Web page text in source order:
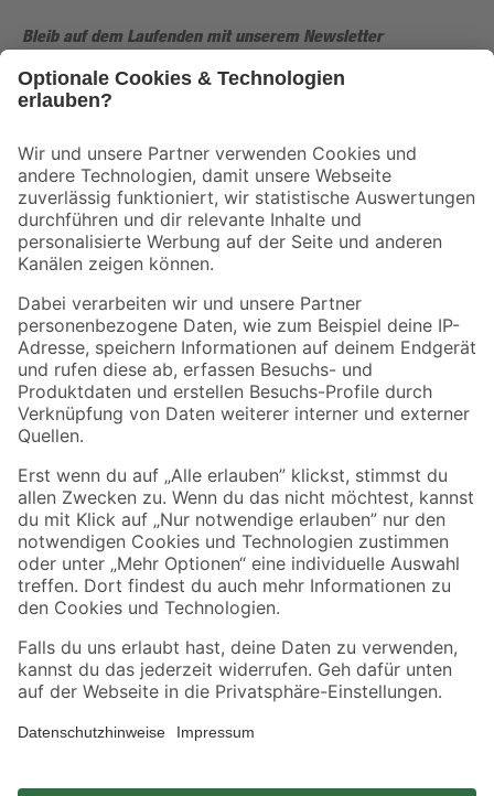
Bleib auf dem Laufenden mit unserem Newsletter
Der toom Newsletter: Keine Angebote und Aktionen mehr verpassen!
Folge uns
Zahlungsarten Versandarten
Sicher einkaufen
Jetzt die toom-App herunterladen
Alle Preisangaben in EUR inkl. gesetzl. MwSt.. Die dargestellten Angebote sind unter
Umständen nicht in allen Märkten verfügbar. Die angegebenen Verfügbarkeiten beziehen
sich auf den unter "Mein Markt" ausgewählten toom Baumarkt. Alle Angebote und
*Paketversand ab 59 € versandkostenfrei, gilt nicht für Artikel mit Speditionsversand, hier
fallen zusätzliche Versandkosten an.